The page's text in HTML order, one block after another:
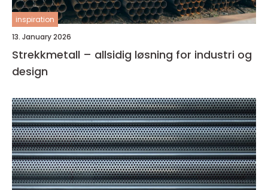
inspiration
13. January 2026
Strekkmetall – allsidig løsning for industri og
design